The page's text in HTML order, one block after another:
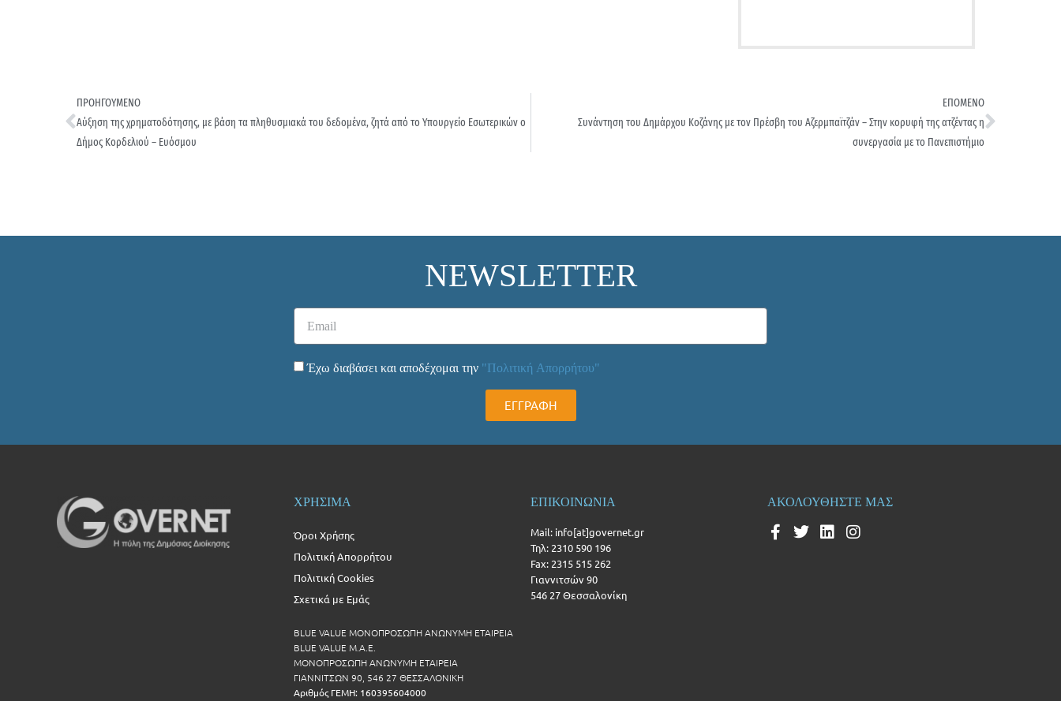
ΠΡΟΗΓΟΥΜΕΝΟ
Αύξηση της χρηματοδότησης, με βάση τα πληθυσμιακά του δεδομένα, ζητά από το Υπουργείο Εσωτερικών ο
Δήμος Κορδελιού – Ευόσμου
ΕΠΟΜΕΝΟ
Συνάντηση του Δημάρχου Κοζάνης με τον Πρέσβη του Αζερμπαϊτζάν – Στην κορυφή της ατζέντας η
συνεργασία με το Πανεπιστήμιo
NEWSLETTER
Έχω διαβάσει και αποδέχομαι την "Πολιτική Απορρήτου"
ΕΓΓΡΑΦΗ
ΧΡΗΣΙΜΑ
Όροι Χρήσης
Πολιτική Απορρήτου
Πολιτική Cookies
Σχετικά με Εμάς
BLUE VALUE ΜΟΝΟΠΡΟΣΩΠΗ ΑΝΩΝΥΜΗ ΕΤΑΙΡΕΙΑ
BLUE VALUE Μ.Α.Ε.
ΜΟΝΟΠΡΟΣΩΠΗ ΑΝΩΝΥΜΗ ΕΤΑΙΡΕΙΑ
ΓΙΑΝΝΙΤΣΩΝ 90, 546 27 ΘΕΣΣΑΛΟΝΙΚΗ
Αριθμός ΓΕΜΗ: 160395604000
ΕΠΙΚΟΙΝΩΝΙΑ
Mail: info[at]governet.gr
Τηλ: 2310 590 196
Fax: 2315 515 262
Γιαννιτσών 90
546 27 Θεσσαλονίκη
ΑΚΟΛΟΥΘΗΣΤΕ ΜΑΣ